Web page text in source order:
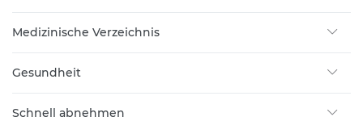
Medizinische Verzeichnis
Gesundheit
Schnell abnehmen